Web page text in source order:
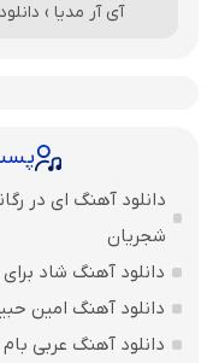
آی آر مدیا ›
دانلود آهنگ ای در
شجریان
دانلود آهنگ شاد برای
دانلود آهنگ امین
دانلود آهنگ عربی